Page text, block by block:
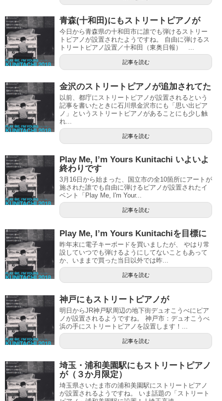
青森(十和田)にもストリートピアノが
今日から青森県の十和田市に誰でも弾けるストリー
トピアノが設置されたようですね。 自由に弾けるス
トリートピアノ設置／十和田（東奥日報） ...
記事を読む
金沢のストリートピアノが追加されてた
以前、都庁にストリートピアノが設置されるという
記事を書いたときに石川県金沢市にも「思い出ピア
ノ」というストリートピアノがあることにも少し触
れ...
記事を読む
Play Me, I’m Yours Kunitachi いよいよ
終わりです
3月16日から始まった、国立市の全10箇所にアートが
施された誰でも自由に弾けるピアノが設置されたイ
ベント「Play Me, I'm Your...
記事を読む
Play Me, I’m Yours Kunitachiを目標に
昨年末に電子キーボードを買いましたが、 やはり常
設していつでも弾けるようにしてないこともあって
か、いままで買った当日以外では昨...
記事を読む
神戸にもストリートピアノが
明日からJR神戸駅周辺の地下街デュオこうべにピア
ノが設置されるようですね。 神戸市：デュオこうべ
浜の手にストリートピアノを設置します！...
記事を読む
埼玉・浦和美園駅にもストリートピアノ
が（３か月限定）
埼玉県さいたま市の浦和美園駅にストリートピアノ
が設置されるようですね。 いま話題の「ストリート